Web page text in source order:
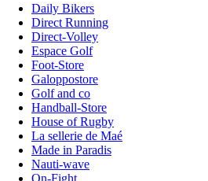
Daily Bikers
Direct Running
Direct-Volley
Espace Golf
Foot-Store
Galoppostore
Golf and co
Handball-Store
House of Rugby
La sellerie de Maé
Made in Paradis
Nauti-wave
On-Fight